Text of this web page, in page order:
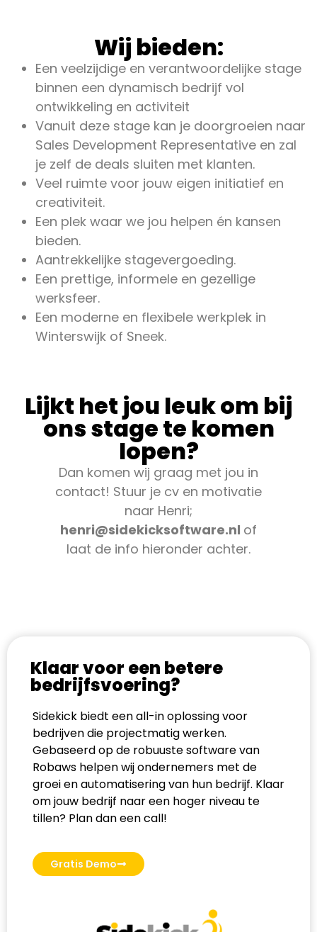
Wij bieden:
Een veelzijdige en verantwoordelijke stage
binnen een dynamisch bedrijf vol
ontwikkeling en activiteit
Vanuit deze stage kan je doorgroeien naar
Sales Development Representative en zal
je zelf de deals sluiten met klanten.
Veel ruimte voor jouw eigen initiatief en
creativiteit.
Een plek waar we jou helpen én kansen
bieden.
Aantrekkelijke stagevergoeding.
Een prettige, informele en gezellige
werksfeer.
Een moderne en flexibele werkplek in
Winterswijk of Sneek.
Lijkt het jou leuk om bij
ons stage te komen
lopen?
Dan komen wij graag met jou in
contact! Stuur je cv en motivatie
naar Henri;
henri@sidekicksoftware.nl of
laat de info hieronder achter.
Klaar voor een betere
bedrijfsvoering?
Sidekick biedt een all-in oplossing voor
bedrijven die projectmatig werken.
Gebaseerd op de robuuste software van
Robaws helpen wij ondernemers met de
groei en automatisering van hun bedrijf. Klaar
om jouw bedrijf naar een hoger niveau te
tillen? Plan dan een call!
Gratis Demo